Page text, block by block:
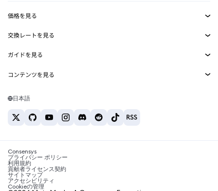
MetaMask Connect
Snaps
Web3サービス
セキュリティ
サポート
キャリア
お問い合わせ
価格を見る
イーサリアムの価格
Solanaの価格
Tetherの価格
交換レートを見る
ETH→USD
USDT→INR
BTC→INR
ETH→USDT
ガイドを見る
ETHの購入
USDTの購入
SHIBの購入
BNBの購入
コンテンツを見る
Solanaウォレット
税制関連ニュース
暗号資産の購入方法は？
ビットコインを売るには？
日本語
Consensys
プライバシー ポリシー
利用規約
貢献者ライセンス契約
サイトマップ
アクセシビリティ
Cookieの管理